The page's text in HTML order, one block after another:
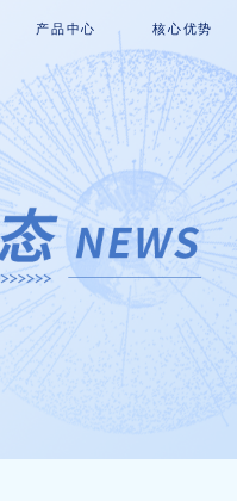
产品中心 核心优势